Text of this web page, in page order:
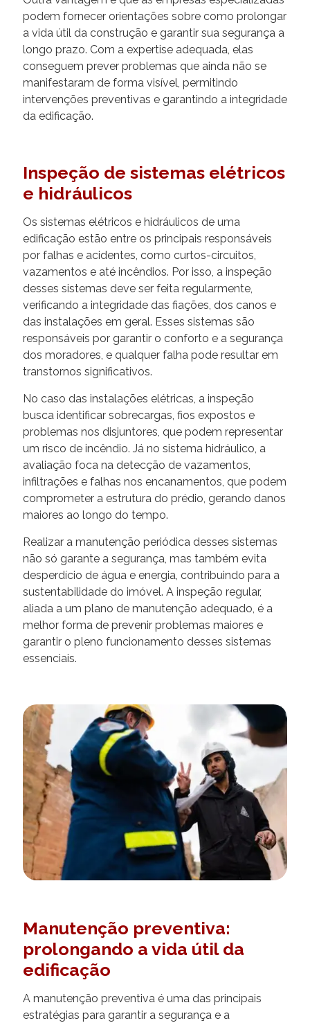
podem fornecer orientações sobre como prolongar
a vida útil da construção e garantir sua segurança a
longo prazo. Com a expertise adequada, elas
conseguem prever problemas que ainda não se
manifestaram de forma visível, permitindo
intervenções preventivas e garantindo a integridade
da edificação.
Inspeção de sistemas elétricos
e hidráulicos
Os sistemas elétricos e hidráulicos de uma
edificação estão entre os principais responsáveis
por falhas e acidentes, como curtos-circuitos,
vazamentos e até incêndios. Por isso, a inspeção
desses sistemas deve ser feita regularmente,
verificando a integridade das fiações, dos canos e
das instalações em geral. Esses sistemas são
responsáveis por garantir o conforto e a segurança
dos moradores, e qualquer falha pode resultar em
transtornos significativos.
No caso das instalações elétricas, a inspeção
busca identificar sobrecargas, fios expostos e
problemas nos disjuntores, que podem representar
um risco de incêndio. Já no sistema hidráulico, a
avaliação foca na detecção de vazamentos,
infiltrações e falhas nos encanamentos, que podem
comprometer a estrutura do prédio, gerando danos
maiores ao longo do tempo.
Realizar a manutenção periódica desses sistemas
não só garante a segurança, mas também evita
desperdício de água e energia, contribuindo para a
sustentabilidade do imóvel. A inspeção regular,
aliada a um plano de manutenção adequado, é a
melhor forma de prevenir problemas maiores e
garantir o pleno funcionamento desses sistemas
essenciais.
Manutenção preventiva:
prolongando a vida útil da
edificação
A manutenção preventiva é uma das principais
estratégias para garantir a segurança e a